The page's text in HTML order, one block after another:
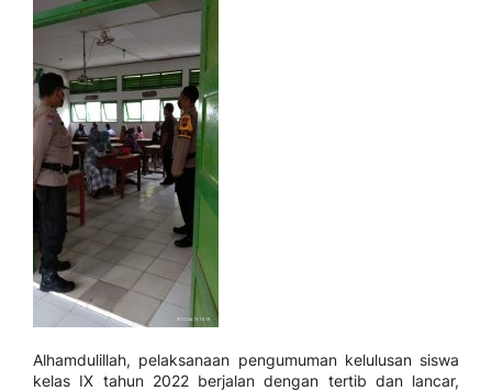
Alhamdulillah, pelaksanaan pengumuman kelulusan siswa
kelas IX tahun 2022 berjalan dengan tertib dan lancar,